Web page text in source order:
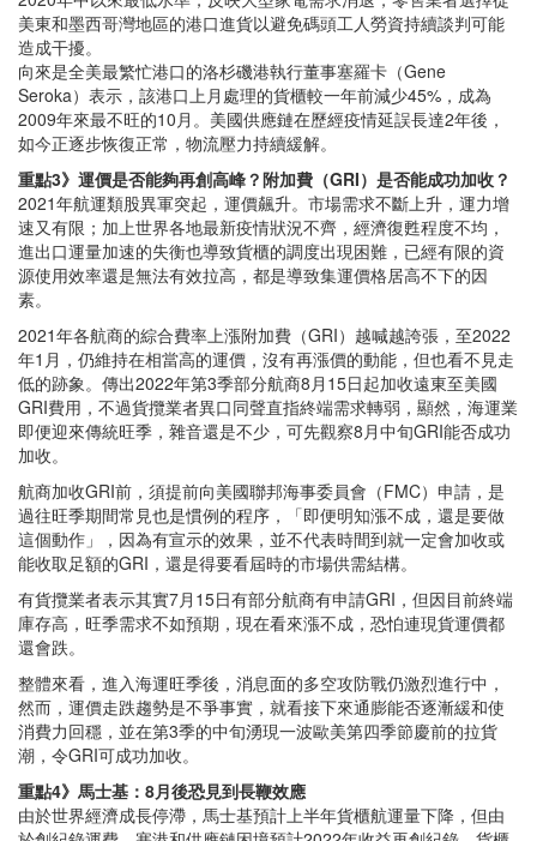
美東和墨西哥灣地區的港口進貨以避免碼頭工人勞資持續談判可能
造成干擾。
向來是全美最繁忙港口的洛杉磯港執行董事塞羅卡（Gene
Seroka）表示，該港口上月處理的貨櫃較一年前減少45%，成為
2009年來最不旺的10月。美國供應鏈在歷經疫情延誤長達2年後，
如今正逐步恢復正常，物流壓力持續緩解。
重點3》運價是否能夠再創高峰？附加費（GRI）是否能成功加收？
2021年航運類股異軍突起，運價飆升。市場需求不斷上升，運力增
速又有限；加上世界各地最新疫情狀況不齊，經濟復甦程度不均，
進出口運量加速的失衡也導致貨櫃的調度出現困難，已經有限的資
源使用效率還是無法有效拉高，都是導致集運價格居高不下的因
素。
2021年各航商的綜合費率上漲附加費（GRI）越喊越誇張，至2022
年1月，仍維持在相當高的運價，沒有再漲價的動能，但也看不見走
低的跡象。傳出2022年第3季部分航商8月15日起加收遠東至美國
GRI費用，不過貨攬業者異口同聲直指終端需求轉弱，顯然，海運業
即便迎來傳統旺季，雜音還是不少，可先觀察8月中旬GRI能否成功
加收。
航商加收GRI前，須提前向美國聯邦海事委員會（FMC）申請，是
過往旺季期間常見也是慣例的程序，「即便明知漲不成，還是要做
這個動作」，因為有宣示的效果，並不代表時間到就一定會加收或
能收取足額的GRI，還是得要看屆時的市場供需結構。
有貨攬業者表示其實7月15日有部分航商有申請GRI，但因目前終端
庫存高，旺季需求不如預期，現在看來漲不成，恐怕連現貨運價都
還會跌。
整體來看，進入海運旺季後，消息面的多空攻防戰仍激烈進行中，
然而，運價走跌趨勢是不爭事實，就看接下來通膨能否逐漸緩和使
消費力回穩，並在第3季的中旬湧現一波歐美第四季節慶前的拉貨
潮，令GRI可成功加收。
重點4》馬士基：8月後恐見到長鞭效應
由於世界經濟成長停滯，馬士基預計上半年貨櫃航運量下降，但由